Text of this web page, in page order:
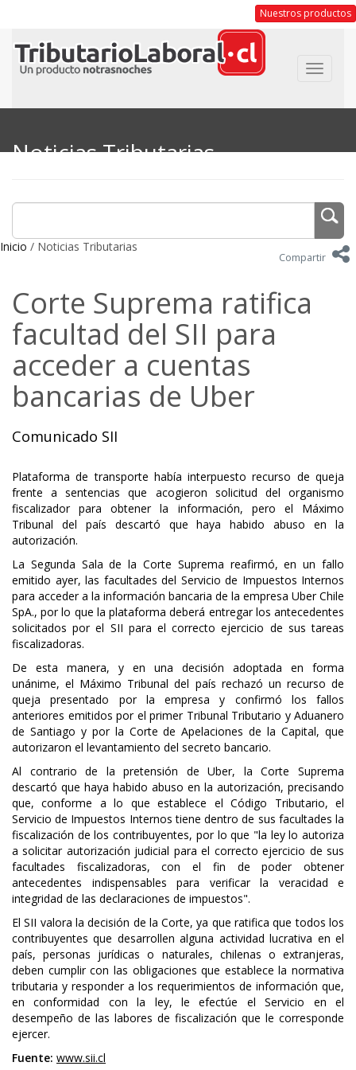
Nuestros productos
Toggle
Noticias Tributarias
Inicio / Noticias Tributarias
Compartir
Corte Suprema ratifica
facultad del SII para
acceder a cuentas
bancarias de Uber
Comunicado SII
Plataforma de transporte había interpuesto recurso de queja
frente a sentencias que acogieron solicitud del organismo
fiscalizador para obtener la información, pero el Máximo
Tribunal del país descartó que haya habido abuso en la
autorización.
La Segunda Sala de la Corte Suprema reafirmó, en un fallo
emitido ayer, las facultades del Servicio de Impuestos Internos
para acceder a la información bancaria de la empresa Uber Chile
SpA., por lo que la plataforma deberá entregar los antecedentes
solicitados por el SII para el correcto ejercicio de sus tareas
fiscalizadoras.
De esta manera, y en una decisión adoptada en forma
unánime, el Máximo Tribunal del país rechazó un recurso de
queja presentado por la empresa y confirmó los fallos
anteriores emitidos por el primer Tribunal Tributario y Aduanero
de Santiago y por la Corte de Apelaciones de la Capital, que
autorizaron el levantamiento del secreto bancario.
Al contrario de la pretensión de Uber, la Corte Suprema
descartó que haya habido abuso en la autorización, precisando
que, conforme a lo que establece el Código Tributario, el
Servicio de Impuestos Internos tiene dentro de sus facultades la
fiscalización de los contribuyentes, por lo que "la ley lo autoriza
a solicitar autorización judicial para el correcto ejercicio de sus
facultades fiscalizadoras, con el fin de poder obtener
antecedentes indispensables para verificar la veracidad e
integridad de las declaraciones de impuestos".
El SII valora la decisión de la Corte, ya que ratifica que todos los
contribuyentes que desarrollen alguna actividad lucrativa en el
país, personas jurídicas o naturales, chilenas o extranjeras,
deben cumplir con las obligaciones que establece la normativa
tributaria y responder a los requerimientos de información que,
en conformidad con la ley, le efectúe el Servicio en el
desempeño de las labores de fiscalización que le corresponde
ejercer.
Fuente: www.sii.cl